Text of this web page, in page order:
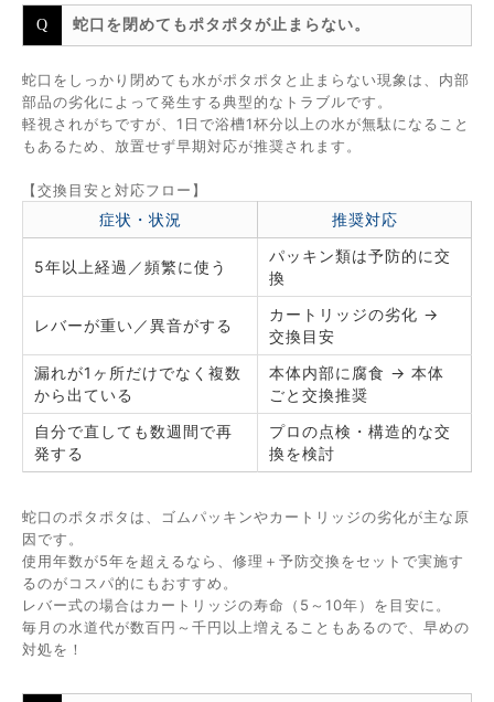
蛇口を閉めてもポタポタが止まらない。
蛇口をしっかり閉めても水がポタポタと止まらない現象は、内部
部品の劣化によって発生する典型的なトラブルです。
軽視されがちですが、1日で浴槽1杯分以上の水が無駄になること
もあるため、放置せず早期対応が推奨されます。
【交換目安と対応フロー】
症状・状況 推奨対応
5年以上経過／頻繁に使う
パッキン類は予防的に交
換
レバーが重い／異音がする
カートリッジの劣化 →
交換目安
漏れが1ヶ所だけでなく複数
から出ている
本体内部に腐食 → 本体
ごと交換推奨
自分で直しても数週間で再
発する
プロの点検・構造的な交
換を検討
蛇口のポタポタは、ゴムパッキンやカートリッジの劣化が主な原
因です。
使用年数が5年を超えるなら、修理＋予防交換をセットで実施す
るのがコスパ的にもおすすめ。
レバー式の場合はカートリッジの寿命（5～10年）を目安に。
毎月の水道代が数百円～千円以上増えることもあるので、早めの
対処を！